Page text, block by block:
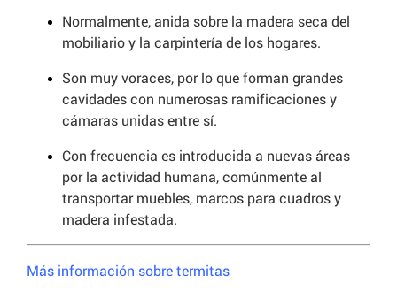
Normalmente, anida sobre la madera seca del
mobiliario y la carpintería de los hogares.
Son muy voraces, por lo que forman grandes
cavidades con numerosas ramificaciones y
cámaras unidas entre sí.
Con frecuencia es introducida a nuevas áreas
por la actividad humana, comúnmente al
transportar muebles, marcos para cuadros y
madera infestada.
Más información sobre termitas